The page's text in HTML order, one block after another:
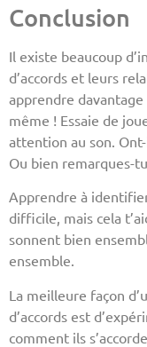
Conclusion
Il existe beaucoup
d’accords et leurs
apprendre
même ! Essaie de
attention au son. Ont-
Ou bien remarques-
Apprendre à
difficile, mais cela
sonnent bien
ensemble.
La meilleure façon
d’accords est
comment ils